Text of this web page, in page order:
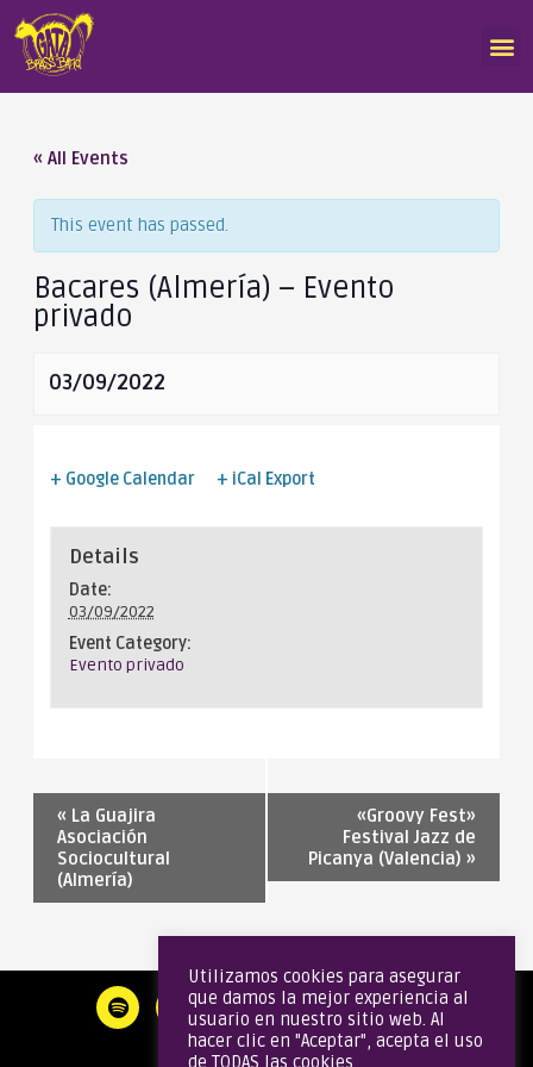
« All Events
This event has passed.
Bacares (Almería) – Evento
privado
03/09/2022
+ Google Calendar + iCal Export
Details
Date:
03/09/2022
Event Category:
Evento privado
« La Guajira
Asociación
Sociocultural
(Almería)
«Groovy Fest»
Festival Jazz de
Picanya (Valencia)»
Utilizamos cookies para asegurar
que damos la mejor experiencia al
usuario en nuestro sitio web. Al
hacer clic en "Aceptar", acepta el uso
de TODAS las cookies.